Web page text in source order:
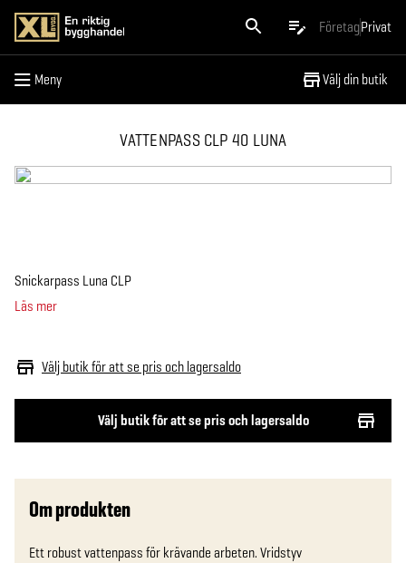
FöretagPrivat
Meny Välj din butik
Meny
VATTENPASS CLP 40 LUNA
Välj butik för att se pris och lagersaldo
Välj butik för att se pris och lagersaldo
Snickarpass Luna CLP
Läs mer
Om produkten
Ett robust vattenpass för krävande arbeten. Vridstyv